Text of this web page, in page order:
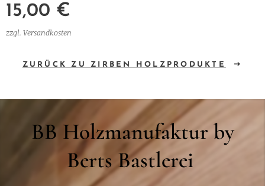
15,00 €
zzgl. Versandkosten
ZURÜCK ZU ZIRBEN HOLZPRODUKTE
BB Holzmanufaktur by
Berts Bastlerei